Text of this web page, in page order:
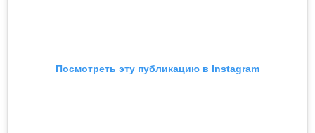
Посмотреть эту публикацию в Instagram